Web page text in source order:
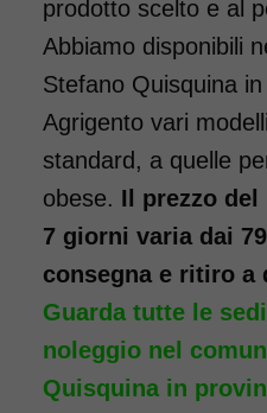
Noleggio
pieghevole
reggigambe
Noleggio sedia
40 cm
prodotto scelto e al
Abbiamo disponibili
Stefano Quisquina
Agrigento vari
standard, a quelle
obese. Il prezzo
7 giorni varia dai
consegna e ritiro
Guarda tutte le
noleggio nel
Quisquina in